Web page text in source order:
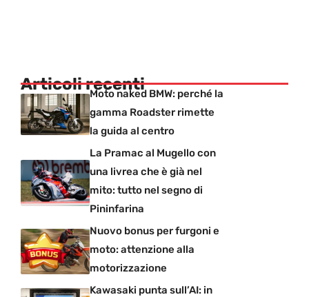
Articoli recentiMoto naked BMW: perché la
gamma Roadster rimette
la guida al centro
La Pramac al Mugello con
una livrea che è già nel
mito: tutto nel segno di
Pininfarina
Nuovo bonus per furgoni e
moto: attenzione alla
motorizzazione
Kawasaki punta sull’AI: in